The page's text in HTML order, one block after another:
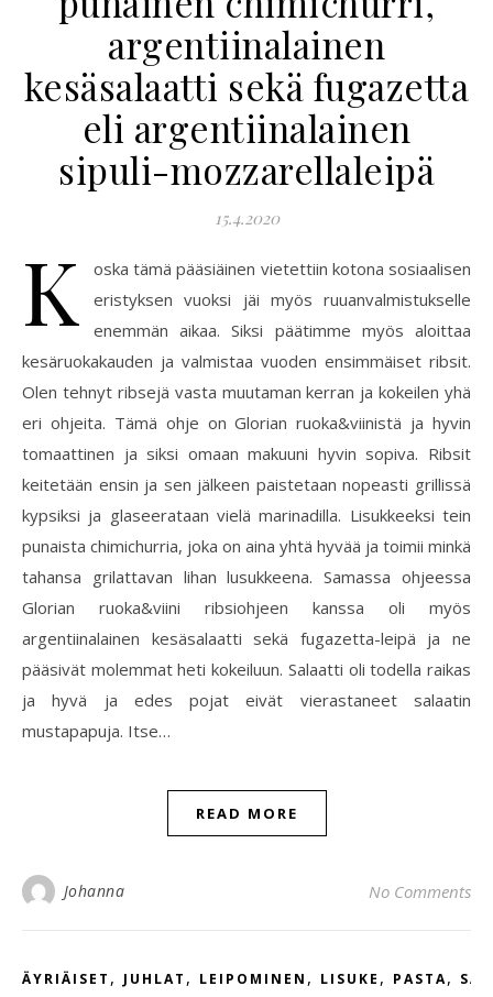
argentiinalainen
kesäsalaatti sekä fugazetta
eli argentiinalainen
sipuli-mozzarellaleipä
15.4.2020
K
oska tämä pääsiäinen vietettiin kotona sosiaalisen
eristyksen vuoksi jäi myös ruuanvalmistukselle
enemmän aikaa. Siksi päätimme myös aloittaa
kesäruokakauden ja valmistaa vuoden ensimmäiset ribsit.
Olen tehnyt ribsejä vasta muutaman kerran ja kokeilen yhä
eri ohjeita. Tämä ohje on Glorian ruoka&viinistä ja hyvin
tomaattinen ja siksi omaan makuuni hyvin sopiva. Ribsit
keitetään ensin ja sen jälkeen paistetaan nopeasti grillissä
kypsiksi ja glaseerataan vielä marinadilla. Lisukkeeksi tein
punaista chimichurria, joka on aina yhtä hyvää ja toimii minkä
tahansa grilattavan lihan lusukkeena. Samassa ohjeessa
Glorian ruoka&viini ribsiohjeen kanssa oli myös
argentiinalainen kesäsalaatti sekä fugazetta-leipä ja ne
pääsivät molemmat heti kokeiluun. Salaatti oli todella raikas
ja hyvä ja edes pojat eivät vierastaneet salaatin
mustapapuja. Itse…
READ MORE
Johanna No Comments
ÄYRIÄISET , JUHLAT , LEIPOMINEN , LISUKE , PASTA,